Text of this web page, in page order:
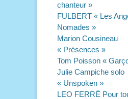
chanteur »
FULBERT « Les
Nomades »
Marion Cousineau
« Présences »
Tom Poisson «
Julie Campiche solo
« Unspoken »
LEO FERRÉ Pour